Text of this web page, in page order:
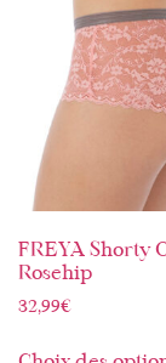
FREYA Shorty
Rosehip
32,99€